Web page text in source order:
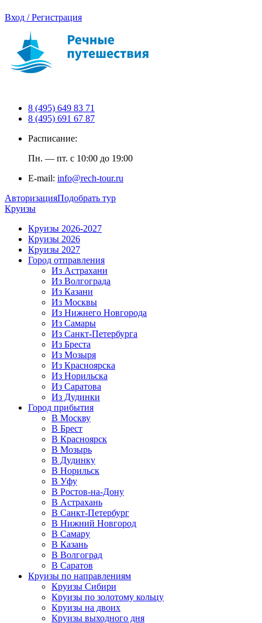
Вход / Регистрация
8 (495) 649 83 71
8 (495) 691 67 87
Расписание:
Пн. — пт. с 10:00 до 19:00
E-mail: info@rech-tour.ru
АвторизацияПодобрать тур
Круизы
Круизы 2026-2027
Круизы 2026
Круизы 2027
Город отправления
Из Астрахани
Из Волгограда
Из Казани
Из Москвы
Из Нижнего Новгорода
Из Самары
Из Санкт-Петербурга
Из Бреста
Из Мозыря
Из Красноярска
Из Норильска
Из Саратова
Из Дудинки
Город прибытия
В Москву
В Брест
В Красноярск
В Мозырь
В Дудинку
В Норильск
В Уфу
В Ростов-на-Дону
В Астрахань
В Санкт-Петербург
В Нижний Новгород
В Самару
В Казань
В Волгоград
В Саратов
Круизы по направлениям
Круизы Сибири
Круизы по золотому кольцу
Круизы на двоих
Круизы выходного дня